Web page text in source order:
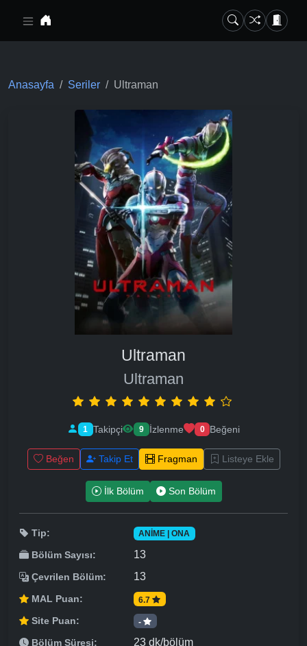
Anasayfa Seriler Ultraman
Ultraman
Ultraman
1 Takipçi 9 İzlenme 0 Beğeni
Beğen Takip Et Fragman Listeye Ekle
İlk Bölüm Son Bölüm
Tip: ANIME | ONA
Bölüm Sayısı: 13
Çevrilen Bölüm: 13
MAL Puan: 6.7
Site Puan: -
Bölüm Süresi: 23 dk/bölüm